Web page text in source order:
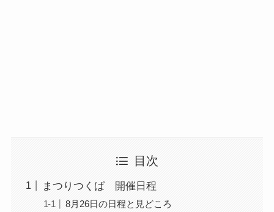
目次
まつりつくば 開催日程
8月26日の日程と見どころ